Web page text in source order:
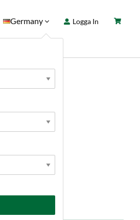
Germany Logga In